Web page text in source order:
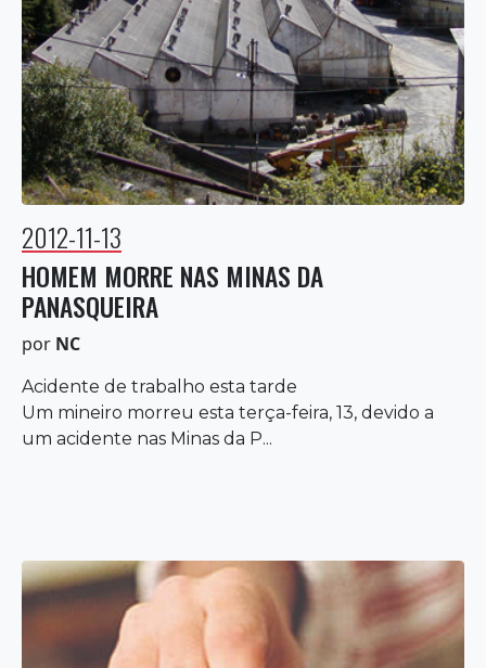
2012-11-13
HOMEM MORRE NAS MINAS DA
PANASQUEIRA
por NC
Acidente de trabalho esta tarde
Um mineiro morreu esta terça-feira, 13, devido a
um acidente nas Minas da P...